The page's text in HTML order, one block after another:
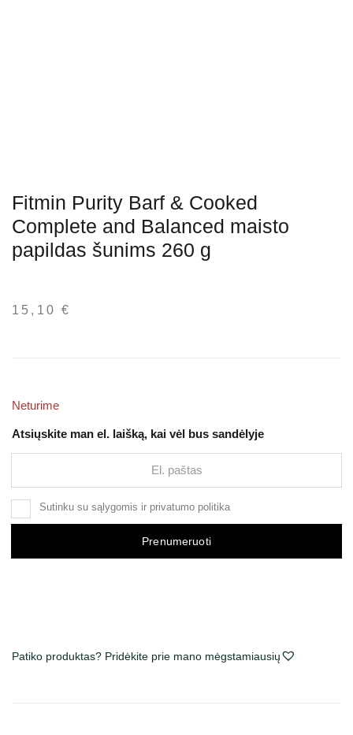
Fitmin Purity Barf & Cooked
Complete and Balanced maisto
papildas šunims 260 g
15,10€
Neturime
Atsiųskite man el. laišką, kai vėl bus sandėlyje
Sutinku su sąlygomis ir privatumo politika
Prenumeruoti
Patiko produktas? Pridėkite prie mano mėgstamiausių